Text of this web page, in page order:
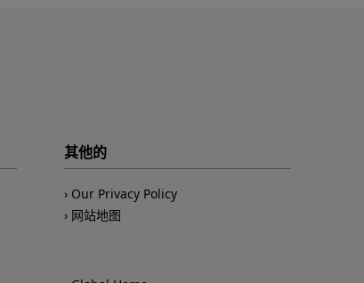
其他的
Our Privacy Policy
网站地图